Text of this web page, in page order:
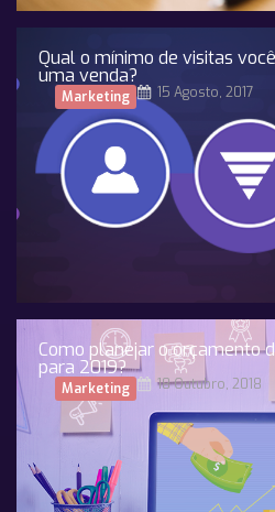
Qual o mínimo de visitas
uma venda?
Marketing 15 Agosto, 2017
Como planejar o orçamento
para 2019?
Marketing 18 Outubro, 2018